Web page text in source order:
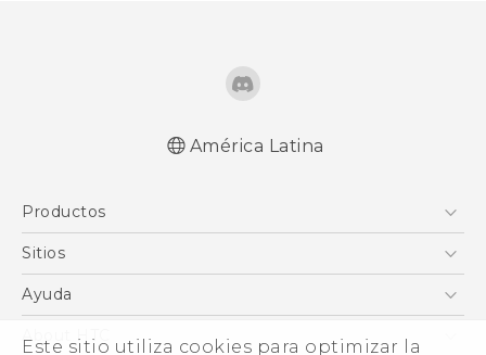
Este sitio utiliza cookies para optimizar la
seguridad
América Latina
Productos
5G
EXODUS
VIVE
Sitios
HTC Desarrollo
Ayuda
About HTC